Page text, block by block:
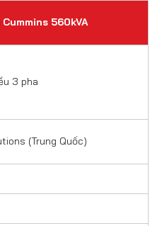
560kVA
3 pha
(Trung Quốc)